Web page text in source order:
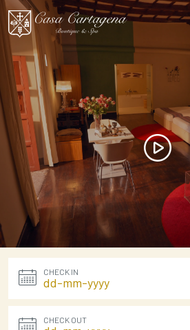
CHECK IN
CHECK OUT